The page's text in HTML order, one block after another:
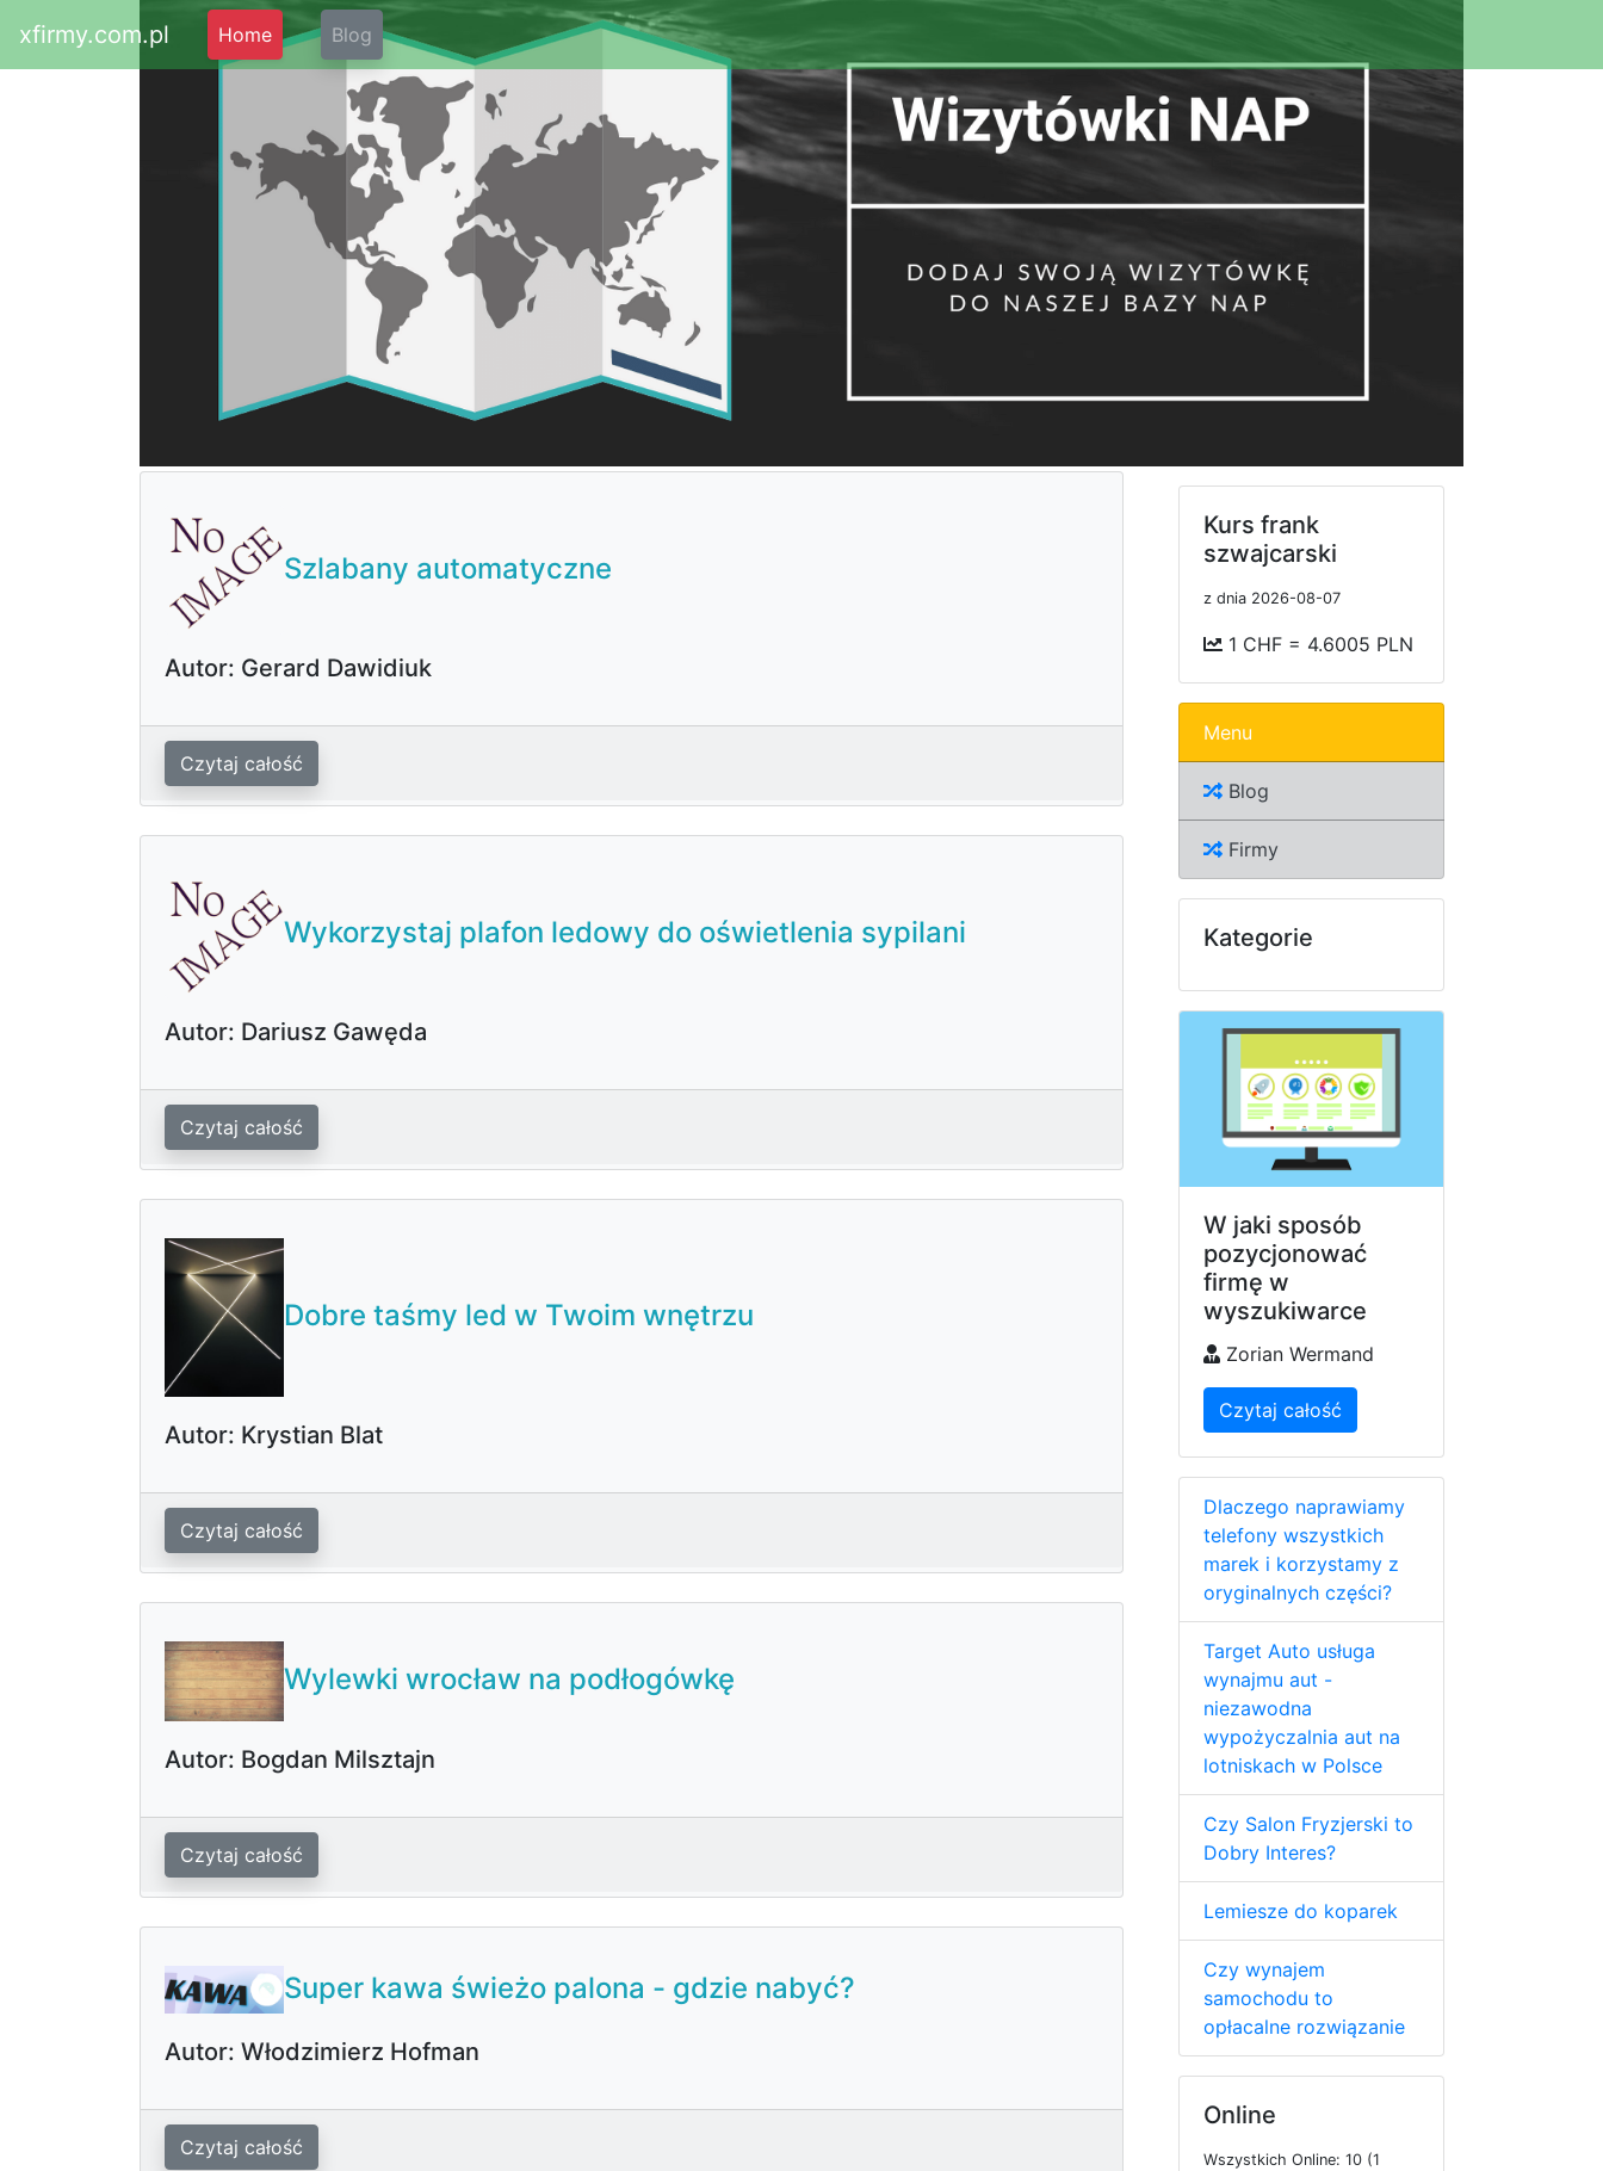
xfirmy.com.pl Home Blog
Szlabany automatyczne
Autor: Gerard Dawidiuk
Czytaj całość
Wykorzystaj plafon ledowy do oświetlenia sypilani
Autor: Dariusz Gawęda
Czytaj całość
Dobre taśmy led w Twoim wnętrzu
Autor: Krystian Blat
Czytaj całość
Wylewki wrocław na podłogówkę
Autor: Bogdan Milsztajn
Czytaj całość
Super kawa świeżo palona - gdzie nabyć?
Autor: Włodzimierz Hofman
Czytaj całość
Kurs frank
szwajcarski
z dnia 2026-08-07
1 CHF = 4.6005 PLN
Menu
Blog
Firmy
Kategorie
W jaki sposób
pozycjonować
firmę w
wyszukiwarce
Zorian Wermand
Czytaj całość
Dlaczego naprawiamy
telefony wszystkich
marek i korzystamy z
oryginalnych części?
Target Auto usługa
wynajmu aut -
niezawodna
wypożyczalnia aut na
lotniskach w Polsce
Czy Salon Fryzjerski to
Dobry Interes?
Lemiesze do koparek
Czy wynajem
samochodu to
opłacalne rozwiązanie
Online
Wszystkich Online: 10 (1